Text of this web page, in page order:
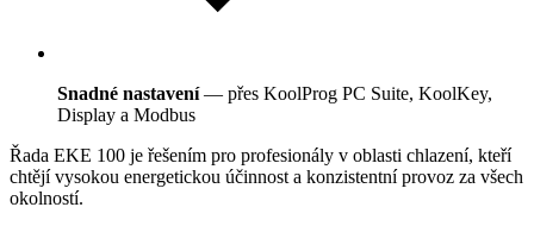
Snadné nastavení— přes KoolProg PC Suite, KoolKey,
Display a Modbus
Řada EKE 100 je řešením pro profesionály v oblasti chlazení, kteří
chtějí vysokou energetickou účinnost a konzistentní provoz za všech
okolností.